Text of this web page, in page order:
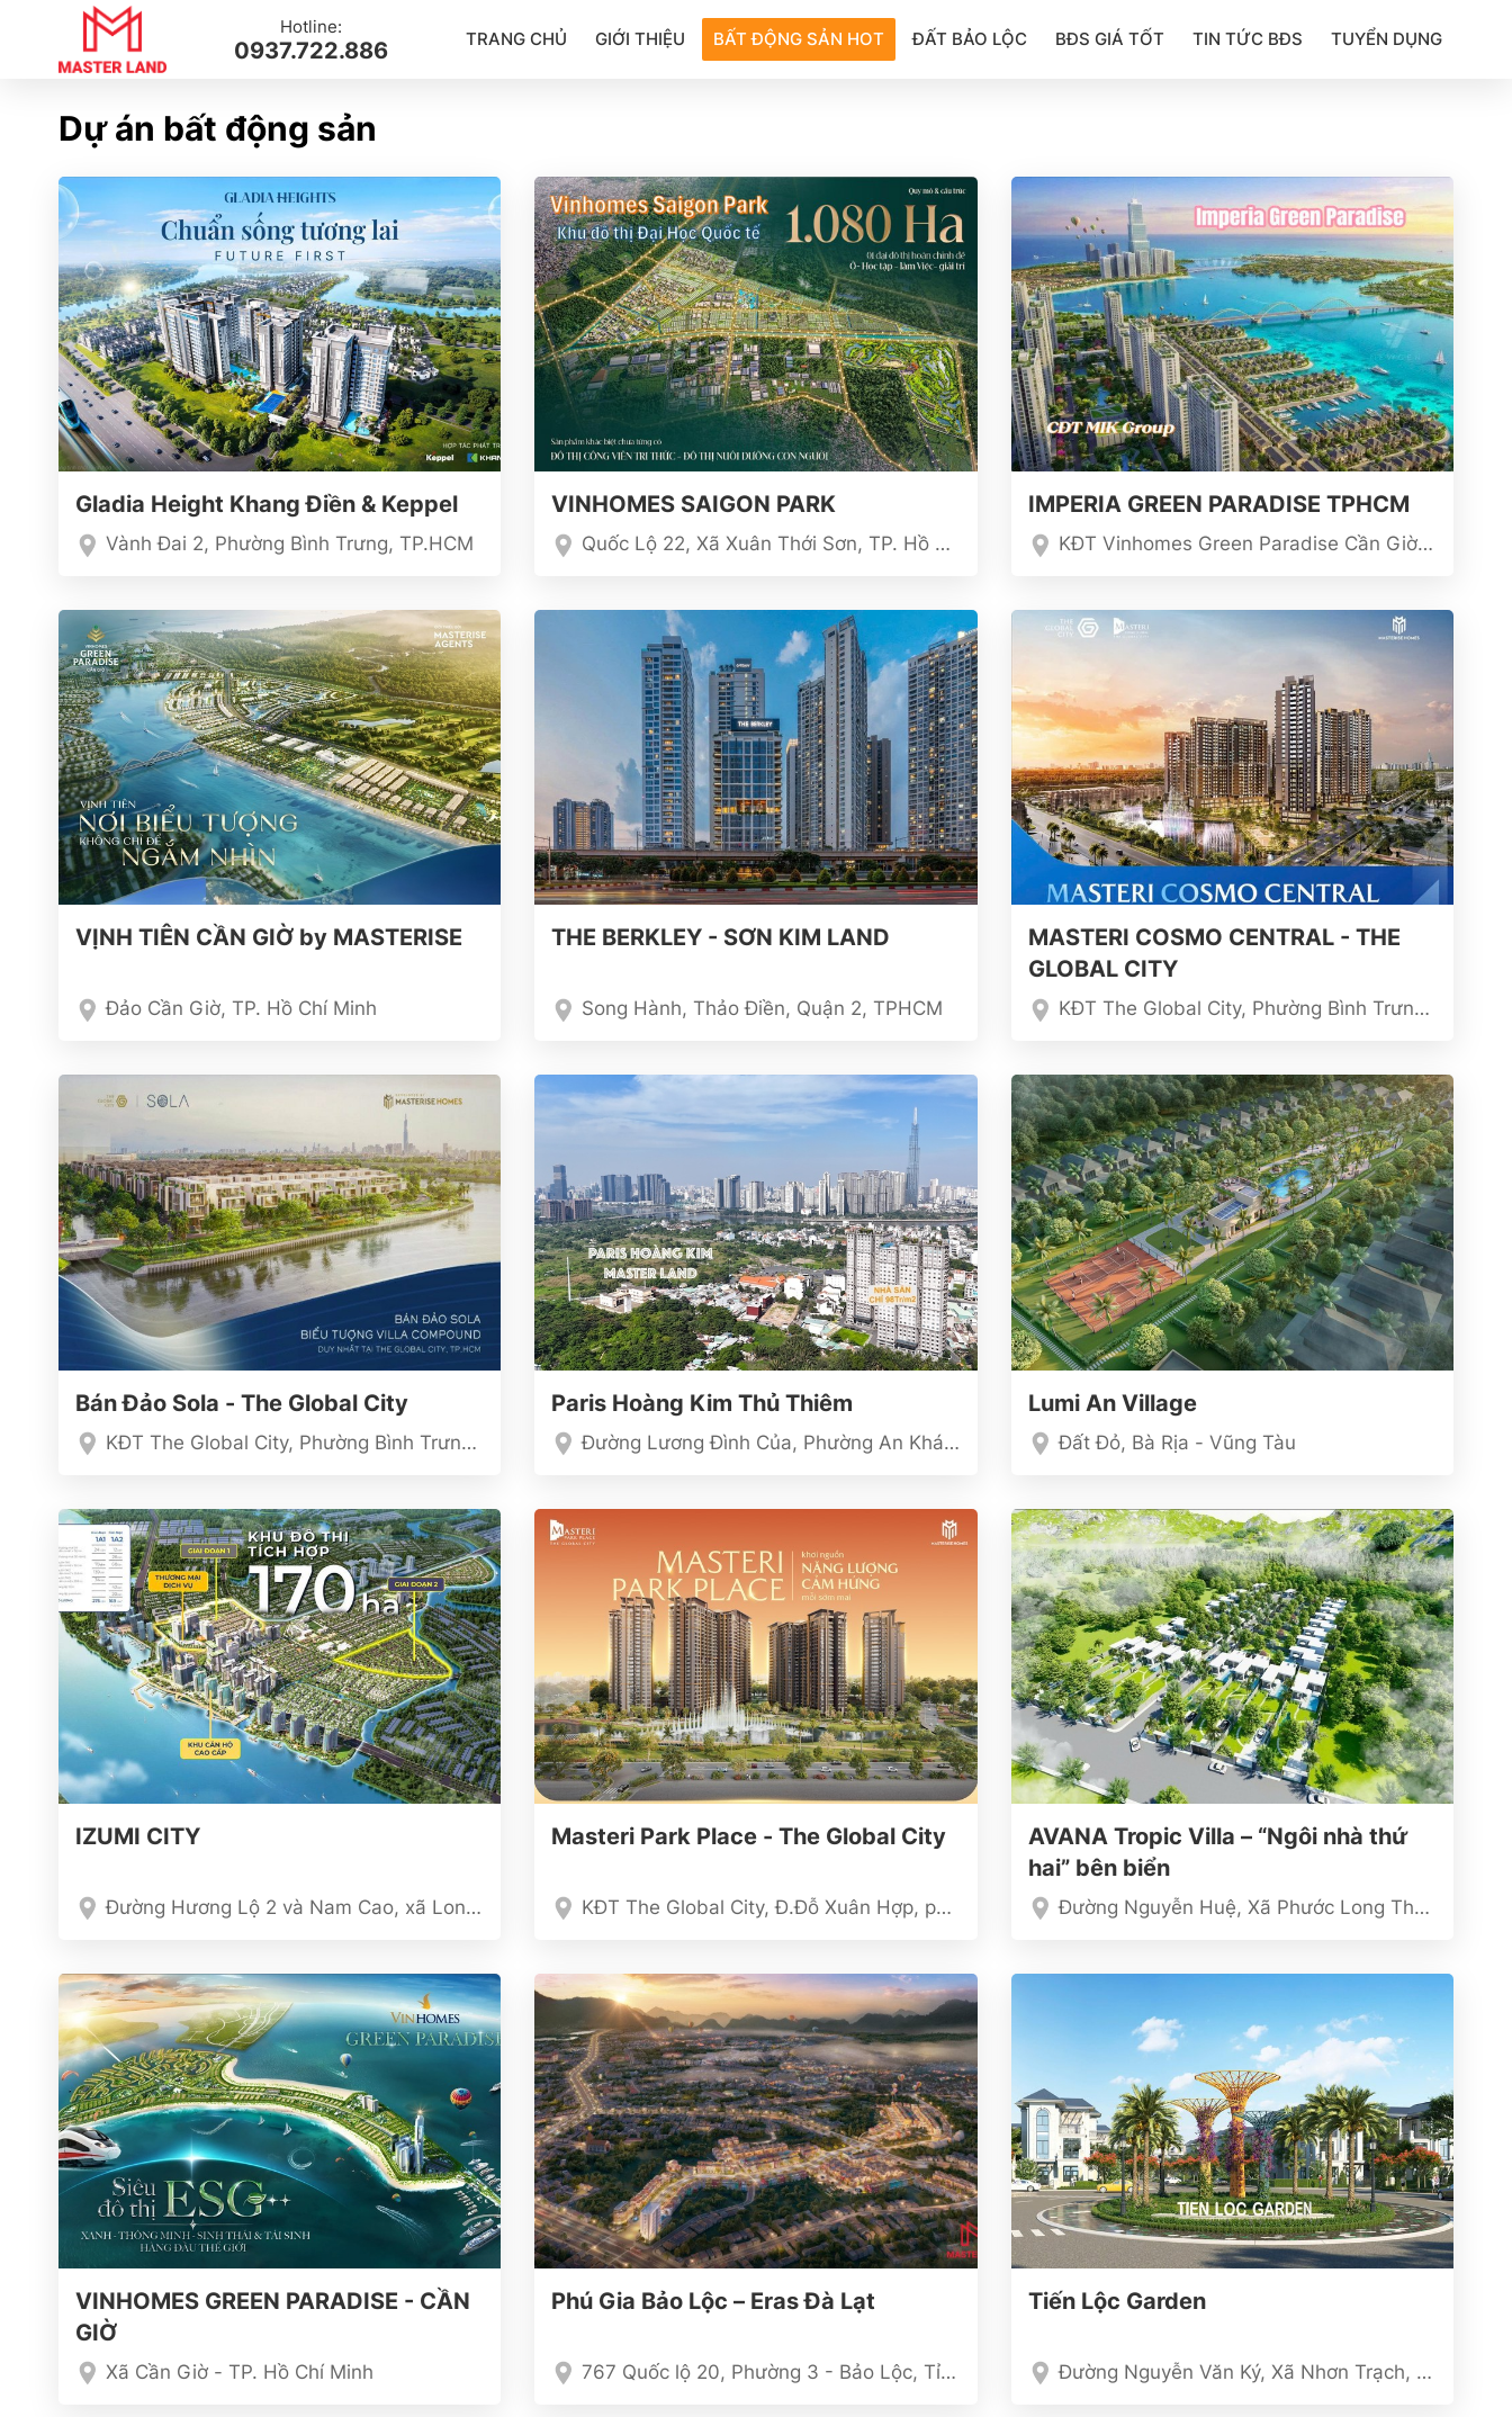
Hotline:
0937.722.886 TRANG CHỦ GIỚI THIỆU BẤT ĐỘNG SẢN HOT ĐẤT BẢO LỘC BĐS GIÁ TỐT TIN TỨC BĐS TUYỂN DỤNG
Dự án bất động sản
Gladia Height Khang Điền & Keppel
Vành Đai 2, Phường Bình Trưng, TP.HCM
VINHOMES SAIGON PARK
Quốc Lộ 22, Xã Xuân Thới Sơn, TP. Hồ Chí Minh
IMPERIA GREEN PARADISE TPHCM
KĐT Vinhomes Green Paradise Cần Giờ, TPHCM
VỊNH TIÊN CẦN GIỜ by MASTERISE
Đảo Cần Giờ, TP. Hồ Chí Minh
THE BERKLEY - SƠN KIM LAND
Song Hành, Thảo Điền, Quận 2, TPHCM
MASTERI COSMO CENTRAL - THE
GLOBAL CITY
KĐT The Global City, Phường Bình Trưng TP. Hồ Chí Minh
Bán Đảo Sola - The Global City
KĐT The Global City, Phường Bình Trưng TP. Hồ Chí Minh
Paris Hoàng Kim Thủ Thiêm
Đường Lương Đình Của, Phường An Khánh, TP.HCM
Lumi An Village
Đất Đỏ, Bà Rịa - Vũng Tàu
IZUMI CITY
Đường Hương Lộ 2 và Nam Cao, xã Long Hưng, Thành phố Biên Hòa, Tỉnh Đồng Nai
Masteri Park Place - The Global City
KĐT The Global City, Đ.Đỗ Xuân Hợp, phường Bình Trưng, Thủ Đức, TP.HCM
AVANA Tropic Villa – “Ngôi nhà thứ
hai” bên biển
Đường Nguyễn Huệ, Xã Phước Long Thọ, Huyện Đất Đỏ, Tỉnh Bà Rịa – Vũng Tàu
VINHOMES GREEN PARADISE - CẦN
GIỜ
Xã Cần Giờ - TP. Hồ Chí Minh
Phú Gia Bảo Lộc – Eras Đà Lạt
767 Quốc lộ 20, Phường 3 - Bảo Lộc, Tỉnh Lâm Đồng
Tiến Lộc Garden
Đường Nguyễn Văn Ký, Xã Nhơn Trạch, Tỉnh Đồng Nai